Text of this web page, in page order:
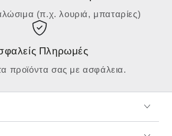
(π.χ. λουριά, μπαταρίες)
Πληρωμές
προϊόντα σας με ασφάλεια.